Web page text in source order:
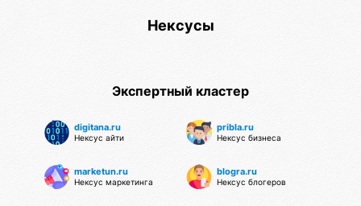
Нексусы
Экспертный кластер
digitana.ru
Нексус айти
pribla.ru
Нексус бизнеса
marketun.ru
Нексус маркетинга
blogra.ru
Нексус блогеров